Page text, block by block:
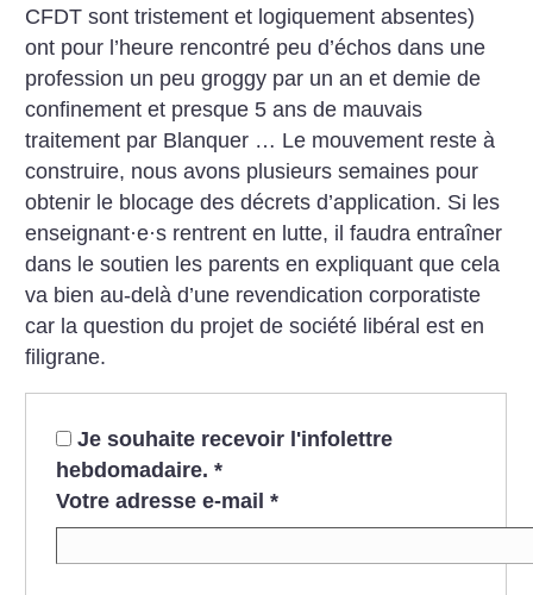
CFDT sont tristement et logiquement absentes)
ont pour l’heure rencontré peu d’échos dans une
profession un peu groggy par un an et demie de
confinement et presque 5 ans de mauvais
traitement par Blanquer … Le mouvement reste à
construire, nous avons plusieurs semaines pour
obtenir le blocage des décrets d’application. Si les
enseignant·e·s rentrent en lutte, il faudra entraîner
dans le soutien les parents en expliquant que cela
va bien au-delà d’une revendication corporatiste
car la question du projet de société libéral est en
filigrane.
Je souhaite recevoir l'infolettre
hebdomadaire. *
Votre adresse e-mail *